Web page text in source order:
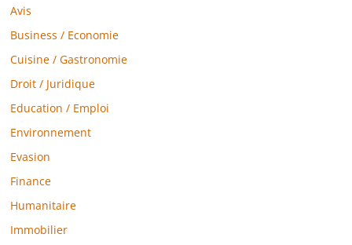
Avis
Business / Economie
Cuisine / Gastronomie
Droit / Juridique
Education / Emploi
Environnement
Evasion
Finance
Humanitaire
Immobilier